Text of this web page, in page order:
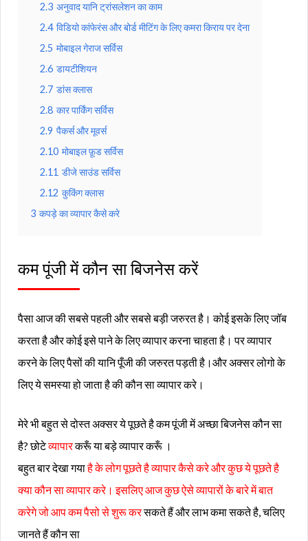
2.3 अनुवाद यानि ट्रांसलेशन का काम
2.4 विडियो कांफेरंस और बोर्ड मीटिंग के लिए कमरा किराय पर देना
2.5 मोबाइल गेराज सर्विस
2.6 डायटीशियन
2.7 डांस क्लास
2.8 कार पार्किंग सर्विस
2.9 पैकर्स और मूवर्स
2.10 मोबाइल फ़ूड सर्विस
2.11 डीजे साउंड सर्विस
2.12 कुकिंग क्लास
3 कपड़े का व्यापार कैसे करे
कम पूंजी में कौन सा बिजनेस करें
पैसा आज की सबसे पहली और सबसे बड़ी जरुरत है। कोई इसके लिए जॉब
करता है और कोई इसे पाने के लिए व्यापार करना चाहता है। पर व्यापार
करने के लिए पैसों की यानि पूँजी की जरुरत पड़ती है।और अक्सर लोगो के
लिए ये समस्या हो जाता है की कौन सा व्यापार करे।
मेरे भी बहुत से दोस्त अक्सर ये पूछते है कम पूंजी में अच्छा बिजनेस कौन सा
है? छोटेव्यापारकरूँ या बड़े व्यापार करूँ ।
बहुत बार देखा गयाहै के लोग पूछते है व्यापार कैसे करे और कुछ ये पूछते है
क्या कौन सा व्यापार करे। इसलिए आज कुछ ऐसे व्यापारों के बारे में बात
करेगे जो आप कम पैसो से शुरू करसकते हैं और लाभ कमा सकते है, चलिए
जानते हैं कौन सा